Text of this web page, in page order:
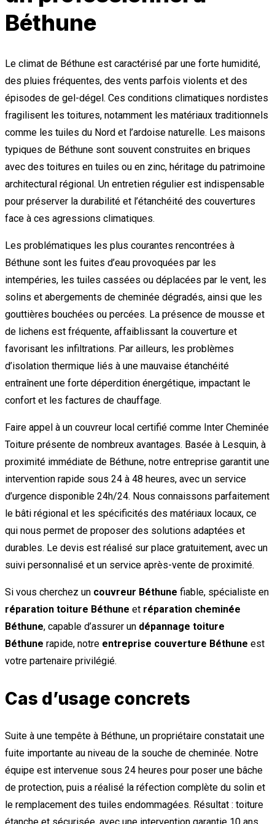
Béthune
Le climat de Béthune est caractérisé par une forte humidité,
des pluies fréquentes, des vents parfois violents et des
épisodes de gel-dégel. Ces conditions climatiques nordistes
fragilisent les toitures, notamment les matériaux traditionnels
comme les tuiles du Nord et l’ardoise naturelle. Les maisons
typiques de Béthune sont souvent construites en briques
avec des toitures en tuiles ou en zinc, héritage du patrimoine
architectural régional. Un entretien régulier est indispensable
pour préserver la durabilité et l’étanchéité des couvertures
face à ces agressions climatiques.
Les problématiques les plus courantes rencontrées à
Béthune sont les fuites d’eau provoquées par les
intempéries, les tuiles cassées ou déplacées par le vent, les
solins et abergements de cheminée dégradés, ainsi que les
gouttières bouchées ou percées. La présence de mousse et
de lichens est fréquente, affaiblissant la couverture et
favorisant les infiltrations. Par ailleurs, les problèmes
d’isolation thermique liés à une mauvaise étanchéité
entraînent une forte déperdition énergétique, impactant le
confort et les factures de chauffage.
Faire appel à un couvreur local certifié comme Inter Cheminée
Toiture présente de nombreux avantages. Basée à Lesquin, à
proximité immédiate de Béthune, notre entreprise garantit une
intervention rapide sous 24 à 48 heures, avec un service
d’urgence disponible 24h/24. Nous connaissons parfaitement
le bâti régional et les spécificités des matériaux locaux, ce
qui nous permet de proposer des solutions adaptées et
durables. Le devis est réalisé sur place gratuitement, avec un
suivi personnalisé et un service après-vente de proximité.
Si vous cherchez un couvreur Béthune fiable, spécialiste en
réparation toiture Béthune et réparation cheminée
Béthune, capable d’assurer un dépannage toiture
Béthune rapide, notre entreprise couverture Béthune est
votre partenaire privilégié.
Cas d’usage concrets
Suite à une tempête à Béthune, un propriétaire constatait une
fuite importante au niveau de la souche de cheminée. Notre
équipe est intervenue sous 24 heures pour poser une bâche
de protection, puis a réalisé la réfection complète du solin et
le remplacement des tuiles endommagées. Résultat : toiture